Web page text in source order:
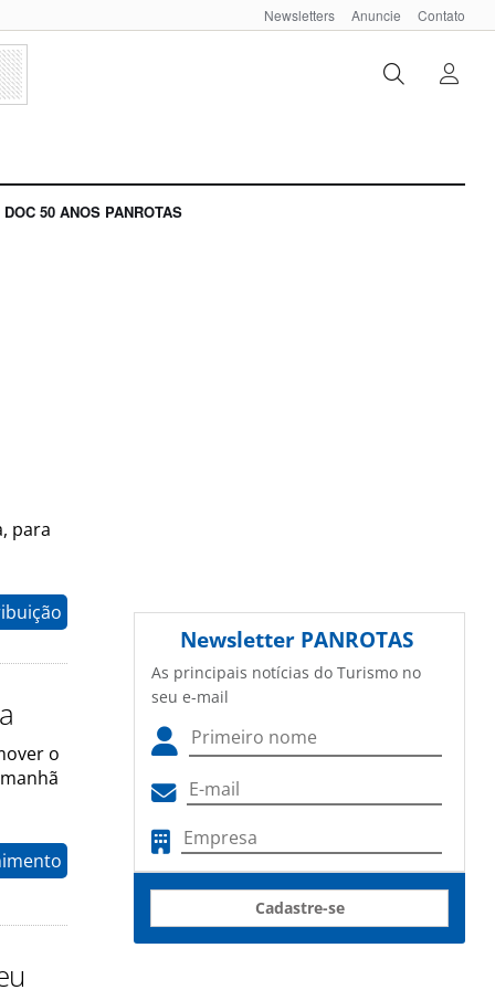
Newsletters Anuncie Contato
DOC 50 ANOS PANROTAS
para
o
Newsletter PANROTAS
As principais notícias do Turismo no
seu e-mail
Cadastre-se